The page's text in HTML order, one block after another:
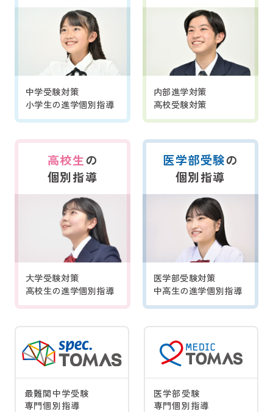
中学受験対策
小学生の進学個別指導
内部進学対策
高校受験対策
高校生の
個別指導
大学受験対策
高校生の進学個別指導
医学部受験の
個別指導
医学部受験対策
中高生の進学個別指導
最難関中学受験
専門個別指導
医学部受験
専門個別指導